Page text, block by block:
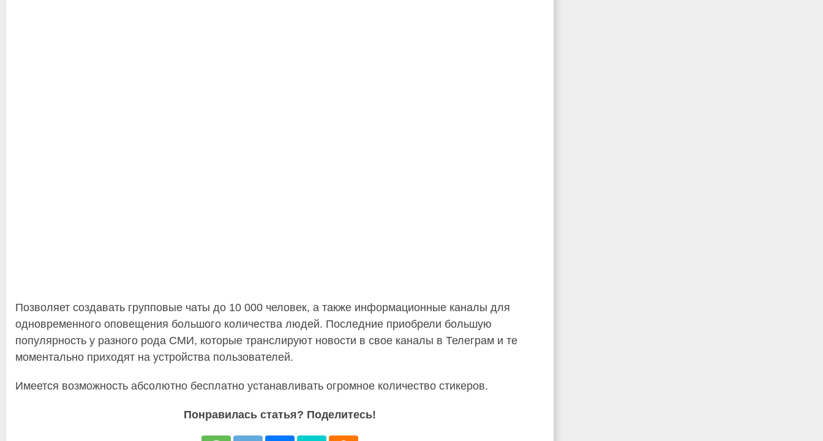
Позволяет создавать групповые чаты до 10 000 человек, а также информационные каналы для
одновременного оповещения большого количества людей. Последние приобрели большую
популярность у разного рода СМИ, которые транслируют новости в свое каналы в Телеграм и те
моментально приходят на устройства пользователей.
Имеется возможность абсолютно бесплатно устанавливать огромное количество стикеров.
Понравилась статья? Поделитесь!